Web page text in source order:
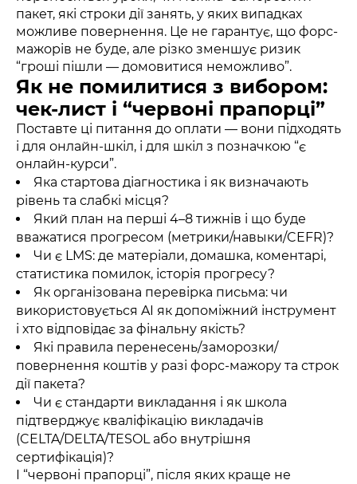
пакет, які строки дії занять, у яких випадках
можливе повернення. Це не гарантує, що форс-
мажорів не буде, але різко зменшує ризик
“гроші пішли — домовитися неможливо”.
Як не помилитися з вибором:
чек-лист і “червоні прапорці”
Поставте ці питання до оплати — вони підходять
і для онлайн-шкіл, і для шкіл з позначкою “є
онлайн-курси”.
Яка стартова діагностика і як визначають
рівень та слабкі місця?
Який план на перші 4–8 тижнів і що буде
вважатися прогресом (метрики/навыки/CEFR)?
Чи є LMS: де матеріали, домашка, коментарі,
статистика помилок, історія прогресу?
Як організована перевірка письма: чи
використовується AI як допоміжний інструмент
і хто відповідає за фінальну якість?
Які правила перенесень/заморозки/
повернення коштів у разі форс-мажору та строк
дії пакета?
Чи є стандарти викладання і як школа
підтверджує кваліфікацію викладачів
(CELTA/DELTA/TESOL або внутрішня
сертифікація)?
І “червоні прапорці”, після яких краще не